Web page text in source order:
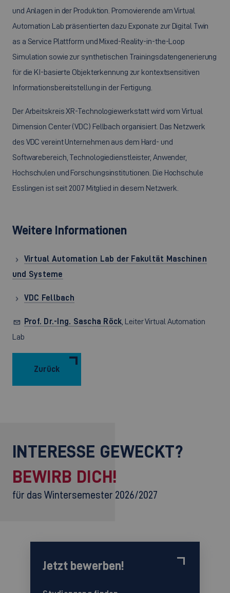
und Anlagen in der Produktion. Promovierende amVirtual
Automation Lab präsentierten dazu Exponate zur Digital Twin
as a Service Plattform und Mixed-Reality-in-the-Loop
Simulation sowie zur synthetischen Trainingsdatengenerierung
für die KI-basierte Objekterkennung zur kontextsensitiven
Informationsbereitstellung in der Fertigung.
Der Arbeitskreis XR-Technologiewerkstatt wird vomVirtual
Dimension Center(VDC) Fellbach organisiert. Das Netzwerk
des VDC vereint Unternehmen aus dem Hard- und
Softwarebereich, Technologiedienstleister, Anwender,
Hochschulen und Forschungsinstitutionen. Die Hochschule
Esslingen ist seit 2007 Mitglied in diesem Netzwerk.
Weitere Informationen
Virtual Automation Lab der Fakultät Maschinen
und Systeme
VDC Fellbach
Prof. Dr.-Ing. Sascha Röck , LeiterVirtual Automation
Lab
Zurück
INTERESSE GEWECKT?
BEWIRB DICH!
für das Wintersemester 2026/2027
Jetzt bewerben!